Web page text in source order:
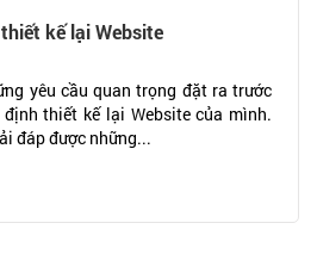
kế lại Website
yêu cầu quan trọng đặt ra trước
thiết kế lại Website của mình.
đáp được những...